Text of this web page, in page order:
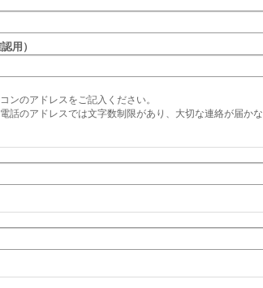
認用）
ンのアドレスをご記入ください。
話のアドレスでは文字数制限があり、大切な連絡が届かな